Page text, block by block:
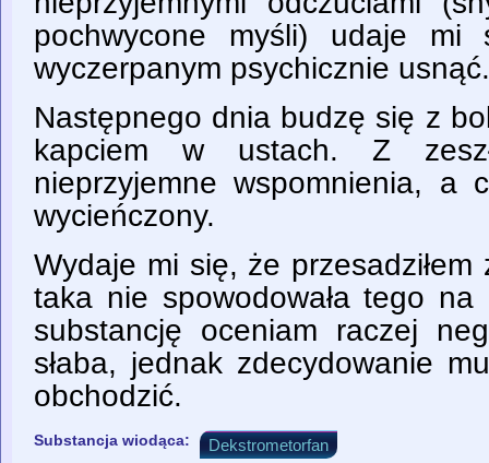
pochwycone myśli) udaje mi
wyczerpanym psychicznie usnąć.
Następnego dnia budzę się z
kapciem w ustach. Z
nieprzyjemne wspomnienia, a
wycieńczony.
Wydaje mi się, że
taka nie spowodowała tego na
substancję oceniam raczej
słaba, jednak zdecydowanie
obchodzić.
Substancja wiodąca: Dekstrometorfan